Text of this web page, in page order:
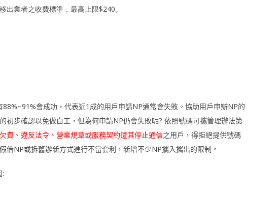
出業者之收費標準，最高上限$240。
會成功，代表近1成的用戶申請NP通常會失敗。協助用戶申辦NP的
初步確認以免做白工，但為何申請NP仍會失敗呢? 依照號碼可攜管理辦法第
費、違反法令、營業規章或服務契約遭其停止通信之用戶，得拒絕提供號碼
借NP或拆舊辦新方式進行不當套利，新增不少NP攜入攜出的限制。
: